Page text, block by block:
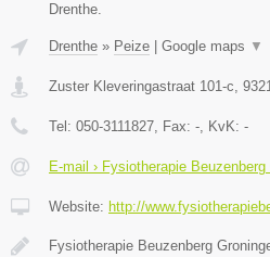
Drenthe.
Drenthe » Peize Google maps ▼
Zuster Kleveringastraat 101-c,
Tel: 050-3111827, Fax: -, KvK: -
E-mail › Fysiotherapie Beuzenberg
Website: http://
Fysiotherapie Beuzenberg